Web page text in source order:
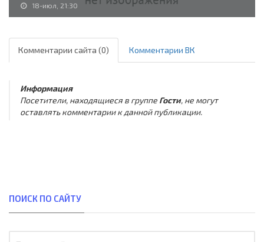
18-июл, 21:30
Комментарии сайта (0) Комментарии ВК
Информация
Посетители, находящиеся в группе Гости, не могут
оставлять комментарии к данной публикации.
ПОИСК ПО САЙТУ